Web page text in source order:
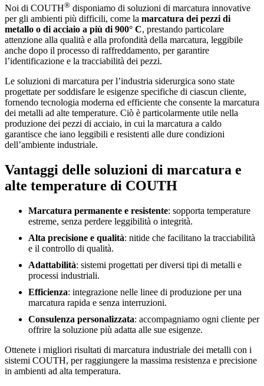
Noi di COUTH® disponiamo di soluzioni di marcatura innovative
per gli ambienti più difficili, come la marcatura dei pezzi di
metallo o di acciaio a più di 900° C, prestando particolare
attenzione alla qualità e alla profondità della marcatura, leggibile
anche dopo il processo di raffreddamento, per garantire
l’identificazione e la tracciabilità dei pezzi.
Le soluzioni di marcatura per l’industria siderurgica sono state
progettate per soddisfare le esigenze specifiche di ciascun cliente,
fornendo tecnologia moderna ed efficiente che consente la marcatura
dei metalli ad alte temperature. Ciò è particolarmente utile nella
produzione dei pezzi di acciaio, in cui la marcatura a caldo
garantisce che iano leggibili e resistenti alle dure condizioni
dell’ambiente industriale.
Vantaggi delle soluzioni di marcatura e
alte temperature di COUTH
Marcatura permanente e resistente: sopporta temperature
estreme, senza perdere leggibilità o integrità.
Alta precisione e qualità: nitide che facilitano la tracciabilità
e il controllo di qualità.
Adattabilità: sistemi progettati per diversi tipi di metalli e
processi industriali.
Efficienza: integrazione nelle linee di produzione per una
marcatura rapida e senza interruzioni.
Consulenza personalizzata: accompagniamo ogni cliente per
offrire la soluzione più adatta alle sue esigenze.
Ottenete i migliori risultati di marcatura industriale dei metalli con i
sistemi COUTH, per raggiungere la massima resistenza e precisione
in ambienti ad alta temperatura.